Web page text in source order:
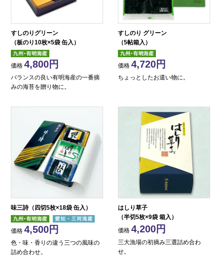
すしのりグリーン
（板のり10枚×5袋 缶入）
価格 4,800
バランスの良い有明海産の一番摘
みの海苔を贈り物に。
すしのり グリーン
（5帖箱入）
価格 4,720
ちょっとしたお遣い物に。
味三詩（四切5枚×18袋 缶入）
価格 4,500
色・味・香りの違う三つの風味の
詰め合わせ。
はしり草子
（半切5枚×9袋 箱入）
価格 4,200
三大漁場の初摘み三選詰め合わ
せ。